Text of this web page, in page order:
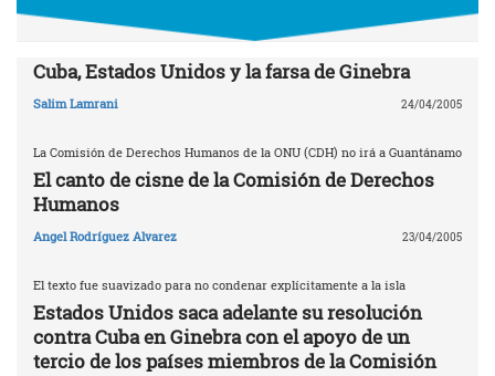
Cuba, Estados Unidos y la farsa de Ginebra
Salim Lamrani 24/04/2005
La Comisión de Derechos Humanos de la ONU (CDH) no irá a Guantánamo
El canto de cisne de la Comisión de Derechos
Humanos
Angel Rodríguez Alvarez 23/04/2005
El texto fue suavizado para no condenar explícitamente a la isla
Estados Unidos saca adelante su resolución
contra Cuba en Ginebra con el apoyo de un
tercio de los países miembros de la Comisión